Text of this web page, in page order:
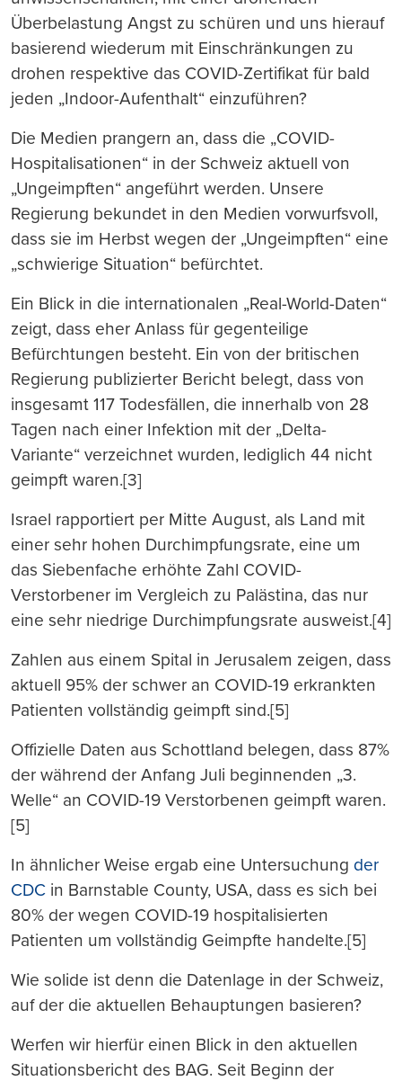
Überbelastung Angst zu schüren und uns hierauf
basierend wiederum mit Einschränkungen zu
drohen respektive das COVID-Zertifikat für bald
jeden „Indoor-Aufenthalt“ einzuführen?
Die Medien prangern an, dass die „COVID-
Hospitalisationen“ in der Schweiz aktuell von
„Ungeimpften“ angeführt werden. Unsere
Regierung bekundet in den Medien vorwurfsvoll,
dass sie im Herbst wegen der „Ungeimpften“ eine
„schwierige Situation“ befürchtet.
Ein Blick in die internationalen „Real-World-Daten“
zeigt, dass eher Anlass für gegenteilige
Befürchtungen besteht. Ein von der britischen
Regierung publizierter Bericht belegt, dass von
insgesamt 117 Todesfällen, die innerhalb von 28
Tagen nach einer Infektion mit der „Delta-
Variante“ verzeichnet wurden, lediglich 44 nicht
geimpft waren.[3]
Israel rapportiert per Mitte August, als Land mit
einer sehr hohen Durchimpfungsrate, eine um
das Siebenfache erhöhte Zahl COVID-
Verstorbener im Vergleich zu Palästina, das nur
eine sehr niedrige Durchimpfungsrate ausweist.[4]
Zahlen aus einem Spital in Jerusalem zeigen, dass
aktuell 95% der schwer an COVID-19 erkrankten
Patienten vollständig geimpft sind.[5]
Offizielle Daten aus Schottland belegen, dass 87%
der während der Anfang Juli beginnenden „3.
Welle“ an COVID-19 Verstorbenen geimpft waren.
[5]
In ähnlicher Weise ergab eine Untersuchung der
CDC in Barnstable County, USA, dass es sich bei
80% der wegen COVID-19 hospitalisierten
Patienten um vollständig Geimpfte handelte.[5]
Wie solide ist denn die Datenlage in der Schweiz,
auf der die aktuellen Behauptungen basieren?
Werfen wir hierfür einen Blick in den aktuellen
Situationsbericht des BAG. Seit Beginn der